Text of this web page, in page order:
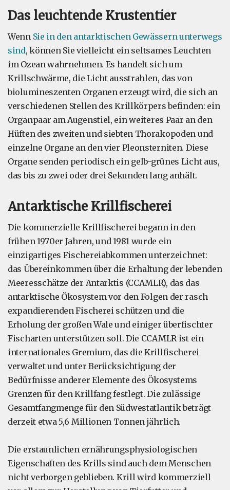
Das leuchtende Krustentier
Wenn Sie in den antarktischen Gewässern unterwegs
sind, können Sie vielleicht ein seltsames Leuchten
im Ozean wahrnehmen. Es handelt sich um
Krillschwärme, die Licht ausstrahlen, das von
biolumineszenten Organen erzeugt wird, die sich an
verschiedenen Stellen des Krillkörpers befinden: ein
Organpaar am Augenstiel, ein weiteres Paar an den
Hüften des zweiten und siebten Thorakopoden und
einzelne Organe an den vier Pleonsterniten. Diese
Organe senden periodisch ein gelb-grünes Licht aus,
das bis zu zwei oder drei Sekunden lang anhält.
Antarktische Krillfischerei
Die kommerzielle Krillfischerei begann in den
frühen 1970er Jahren, und 1981 wurde ein
einzigartiges Fischereiabkommen unterzeichnet:
das Übereinkommen über die Erhaltung der lebenden
Meeresschätze der Antarktis (CCAMLR), das das
antarktische Ökosystem vor den Folgen der rasch
expandierenden Fischerei schützen und die
Erholung der großen Wale und einiger überfischter
Fischarten unterstützen soll. Die CCAMLR ist ein
internationales Gremium, das die Krillfischerei
verwaltet und unter Berücksichtigung der
Bedürfnisse anderer Elemente des Ökosystems
Grenzen für den Krillfang festlegt. Die zulässige
Gesamtfangmenge für den Südwestatlantik beträgt
derzeit etwa 5,6 Millionen Tonnen jährlich.
Die erstaunlichen ernährungsphysiologischen
Eigenschaften des Krills sind auch dem Menschen
nicht verborgen geblieben. Krill wird kommerziell